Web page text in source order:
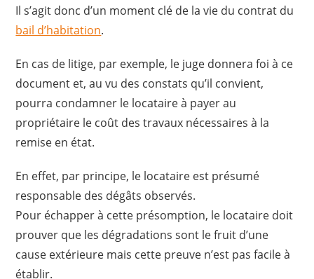
Il s’agit donc d’un moment clé de la vie du contrat du
bail d’habitation.
En cas de litige, par exemple, le juge donnera foi à ce
document et, au vu des constats qu’il convient,
pourra condamner le locataire à payer au
propriétaire le coût des travaux nécessaires à la
remise en état.
En effet, par principe, le locataire est présumé
responsable des dégâts observés.
Pour échapper à cette présomption, le locataire doit
prouver que les dégradations sont le fruit d’une
cause extérieure mais cette preuve n’est pas facile à
établir.